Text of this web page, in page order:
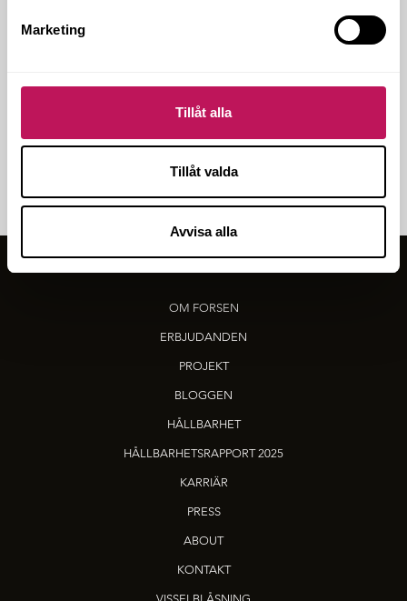
Marketing
Tillåt alla
Tillåt valda
Avvisa alla
OM FORSEN
ERBJUDANDEN
PROJEKT
BLOGGEN
HÅLLBARHET
HÅLLBARHETSRAPPORT 2025
KARRIÄR
PRESS
ABOUT
KONTAKT